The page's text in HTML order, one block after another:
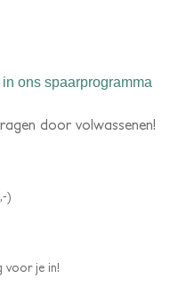
in ons spaarprogramma
door volwassenen!
)
voor je in!